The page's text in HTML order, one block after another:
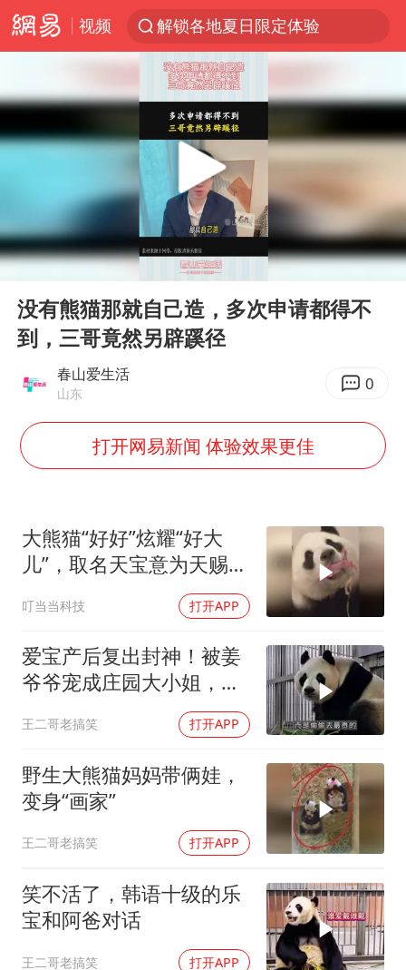
视频
解锁各地夏日限定体验
富婆带资进组给自己硬加60多场吻戏
黄金创今年来最大单周涨幅
名创优品一次性内裤 颜面尽失
“六爷”挂一颗出场
金饰克价一夜涨回1300元
视频丨中国东方电气集团原党组副书记、董事宋致远被查
白海豚将正面袭击贯穿浙江
酒店回应车内过夜被收150元
网传《披荆斩棘2026》名单
包文婧：二胎很难一碗水端平
香港宏福苑火灾或由烟头引起
人民的健康、体质、幸福一脉相承
00:00 00:11
没有熊猫那就自己造，多次申请都得不
到，三哥竟然另辟蹊径
春山爱生活
山东 0
打开网易新闻 体验效果更佳
大熊猫“好好”炫耀“好大
儿”，取名天宝意为天赐宝
叮当当科技 打开APP
爱宝产后复出封神！被姜
爷爷宠成庄园大小姐，皮
王二哥老搞笑 打开APP
野生大熊猫妈妈带俩娃，
变身“画家”
王二哥老搞笑 打开APP
笑不活了，韩语十级的乐
宝和阿爸对话
王二哥老搞笑 打开APP